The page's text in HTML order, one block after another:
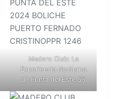
Madero Club: La
Experiencia Nocturna
de Punta del Este 55